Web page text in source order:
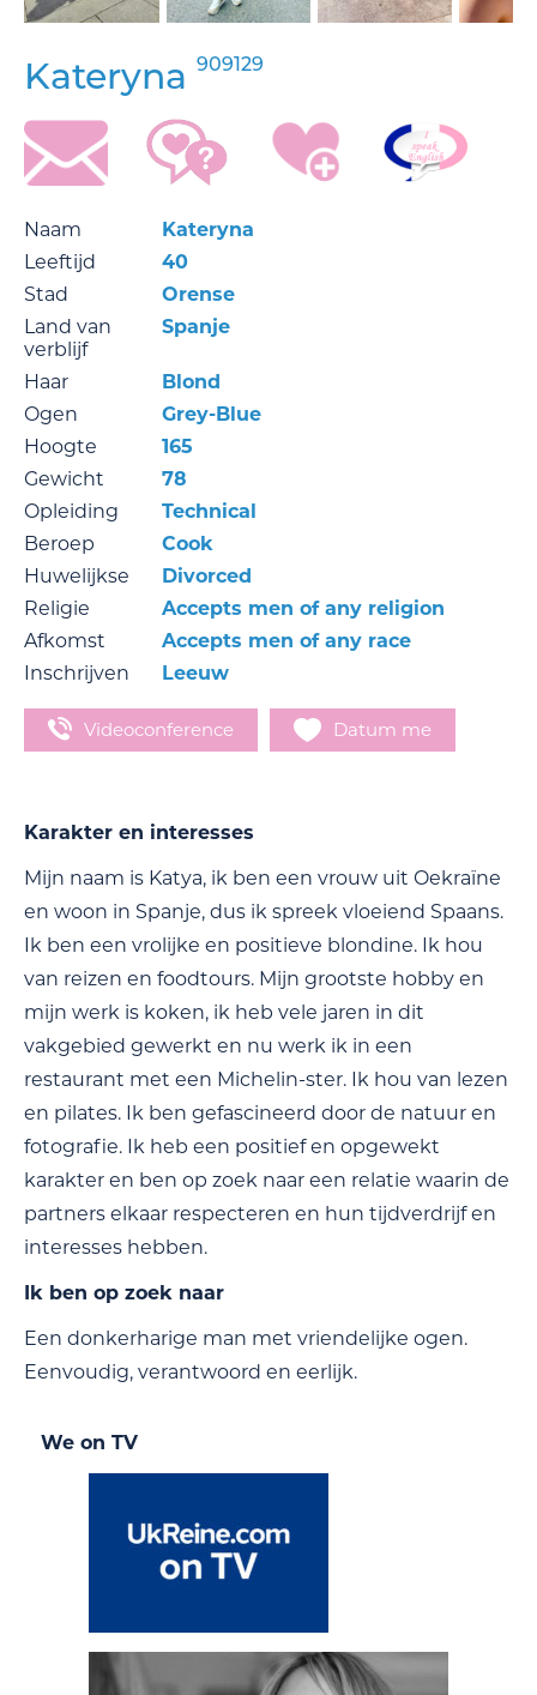
Kateryna 909129
Naam
Kateryna
Leeftijd
40
Stad
Orense
Land van
verblijf
Spanje
Haar
Blond
Ogen
Grey-Blue
Hoogte
165
Gewicht
78
Opleiding
Technical
Beroep
Cook
Huwelijkse
Divorced
Religie
Accepts men of any religion
Afkomst
Accepts men of any race
Inschrijven
Leeuw
Videoconference Datum me
Karakter en interesses
Mijn naam is Katya, ik ben een vrouw uit Oekraïne
en woon in Spanje, dus ik spreek vloeiend Spaans.
Ik ben een vrolijke en positieve blondine. Ik hou
van reizen en foodtours. Mijn grootste hobby en
mijn werk is koken, ik heb vele jaren in dit
vakgebied gewerkt en nu werk ik in een
restaurant met een Michelin-ster. Ik hou van lezen
en pilates. Ik ben gefascineerd door de natuur en
fotografie. Ik heb een positief en opgewekt
karakter en ben op zoek naar een relatie waarin de
partners elkaar respecteren en hun tijdverdrijf en
interesses hebben.
Ik ben op zoek naar
Een donkerharige man met vriendelijke ogen.
Eenvoudig, verantwoord en eerlijk.
We on TV